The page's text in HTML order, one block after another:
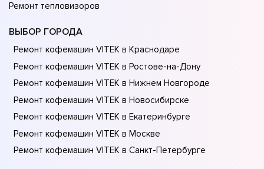
Ремонт тепловизоров
ВЫБОР ГОРОДА
Ремонт кофемашин VITEK в Краснодаре
Ремонт кофемашин VITEK в Ростове-на-Донy
Ремонт кофемашин VITEK в Нижнем Новгороде
Ремонт кофемашин VITEK в Новосибирске
Ремонт кофемашин VITEK в Екатеринбурге
Ремонт кофемашин VITEK в Москве
Ремонт кофемашин VITEK в Санкт-Петербурге